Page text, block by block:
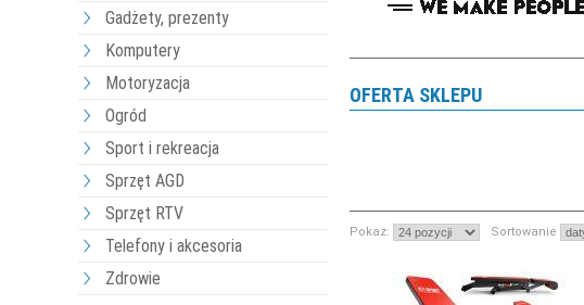
Gadżety, prezenty
Komputery
Motoryzacja
Ogród
Sport i rekreacja
Sprzęt AGD
Sprzęt RTV
Telefony i akcesoria
Zdrowie
OFERTA SKLEPU
Pokaż: Sortowanie